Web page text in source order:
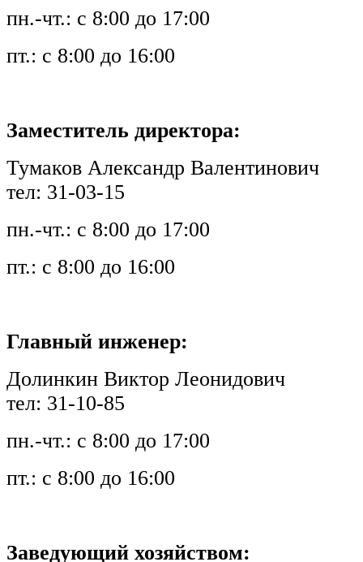
пн.-чт.: с 8:00 до 17:00
пт.: с 8:00 до 16:00
Заместитель директора:
Тумаков Александр Валентинович
тел: 31-03-15
пн.-чт.: с 8:00 до 17:00
пт.: с 8:00 до 16:00
Главный инженер:
Долинкин Виктор Леонидович
тел: 31-10-85
пн.-чт.: с 8:00 до 17:00
пт.: с 8:00 до 16:00
Заведующий хозяйством: